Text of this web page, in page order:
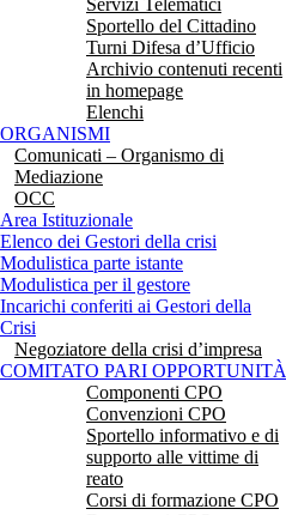
Servizi Telematici
Sportello del Cittadino
Turni Difesa d’Ufficio
Archivio contenuti recenti
in homepage
Elenchi
ORGANISMI
Comunicati – Organismo di
Mediazione
OCC
Area Istituzionale
Elenco dei Gestori della crisi
Modulistica parte istante
Modulistica per il gestore
Incarichi conferiti ai Gestori della
Crisi
Negoziatore della crisi d’impresa
COMITATO PARI OPPORTUNITÀ
Componenti CPO
Convenzioni CPO
Sportello informativo e di
supporto alle vittime di
reato
Corsi di formazione CPO